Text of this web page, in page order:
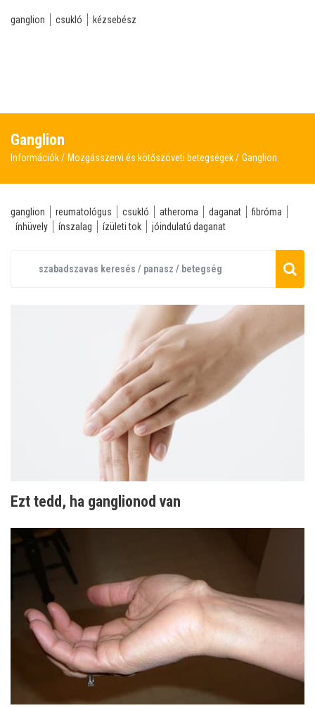
ganglion csukló kézsebész
Ganglion
Információk Mozgásszervi és kötőszöveti betegségek Ganglion
ganglion reumatológus csukló atheroma daganat
fibróma
ínhüvely
ínszalag ízületi tok jóindulatú daganat
Ezt tedd, ha ganglionod van